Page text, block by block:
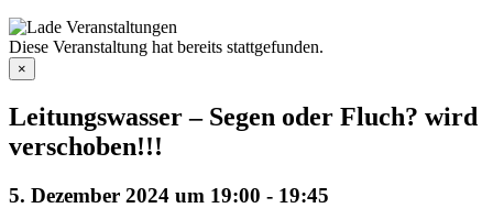
Diese Veranstaltung hat bereits stattgefunden.
×
Leitungswasser – Segen oder Fluch? wird
verschoben!!!
5. Dezember 2024 um 19:00 - 19:45